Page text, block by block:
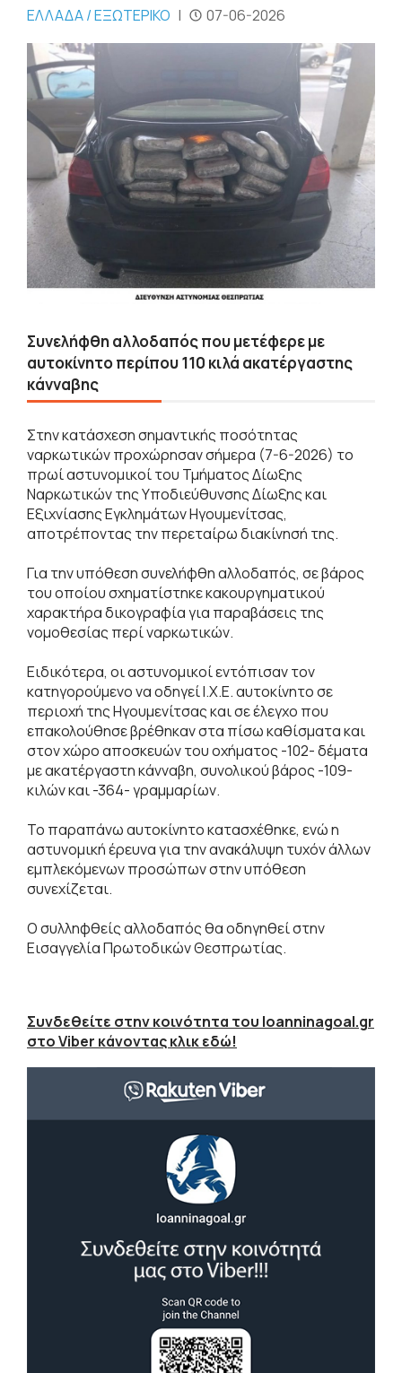
ΕΛΛΑΔΑ / ΕΞΩΤΕΡΙΚΟ | 07-06-2026
Συνελήφθη αλλοδαπός που μετέφερε με
αυτοκίνητο περίπου 110 κιλά ακατέργαστης
κάνναβης
Στην κατάσχεση σημαντικής ποσότητας
ναρκωτικών προχώρησαν σήμερα (7-6-2026) το
πρωί αστυνομικοί του Τμήματος Δίωξης
Ναρκωτικών της Υποδιεύθυνσης Δίωξης και
Εξιχνίασης Εγκλημάτων Ηγουμενίτσας,
αποτρέποντας την περεταίρω διακίνησή της.
Για την υπόθεση συνελήφθη αλλοδαπός, σε βάρος
του οποίου σχηματίστηκε κακουργηματικού
χαρακτήρα δικογραφία για παραβάσεις της
νομοθεσίας περί ναρκωτικών.
Ειδικότερα, οι αστυνομικοί εντόπισαν τον
κατηγορούμενο να οδηγεί Ι.Χ.Ε. αυτοκίνητο σε
περιοχή της Ηγουμενίτσας και σε έλεγχο που
επακολούθησε βρέθηκαν στα πίσω καθίσματα και
στον χώρο αποσκευών του οχήματος -102- δέματα
με ακατέργαστη κάνναβη, συνολικού βάρος -109-
κιλών και -364- γραμμαρίων.
Το παραπάνω αυτοκίνητο κατασχέθηκε, ενώ η
αστυνομική έρευνα για την ανακάλυψη τυχόν άλλων
εμπλεκόμενων προσώπων στην υπόθεση
συνεχίζεται.
Ο συλληφθείς αλλοδαπός θα οδηγηθεί στην
Εισαγγελία Πρωτοδικών Θεσπρωτίας.
Συνδεθείτε στην κοινότητα του Ioanninagoal.gr
στο Viber κάνοντας κλικ εδώ!